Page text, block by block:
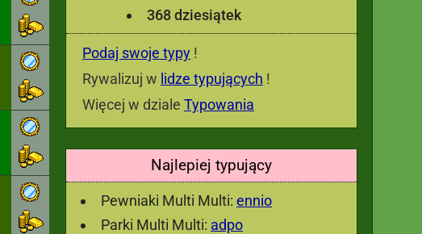
368 dziesiątek
Podaj swoje typy !
Rywalizuj w lidze typujących !
Więcej w dziale Typowania
Najlepiej typujący
Pewniaki Multi Multi: ennio
Parki Multi Multi: adpo